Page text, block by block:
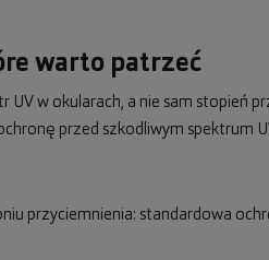
warto patrzeć
w okularach, a nie sam stopień
przed szkodliwym spektrum
przyciemnienia: standardowa